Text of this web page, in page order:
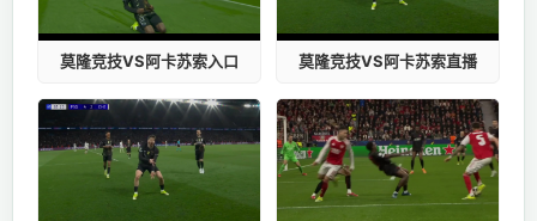
莫隆竞技VS阿卡苏索入口 莫隆竞技VS阿卡苏索直播